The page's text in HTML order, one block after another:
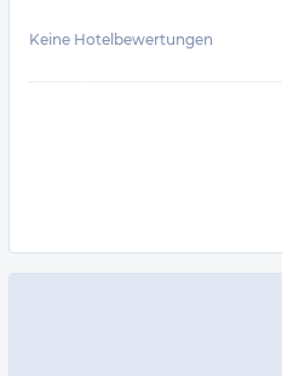
Keine Hotelbewertungen